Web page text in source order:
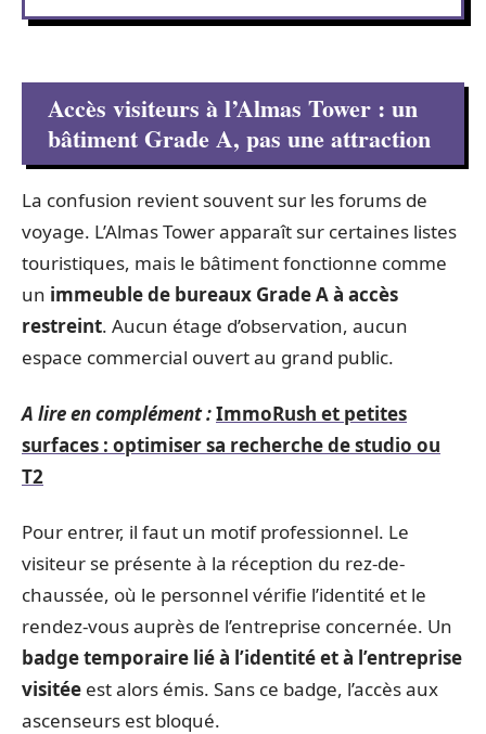
Accès visiteurs à l’Almas Tower : un
bâtiment Grade A, pas une attraction
La confusion revient souvent sur les forums de
voyage. L’Almas Tower apparaît sur certaines listes
touristiques, mais le bâtiment fonctionne comme
un immeuble de bureaux Grade A à accès
restreint. Aucun étage d’observation, aucun
espace commercial ouvert au grand public.
A lire en complément :ImmoRush et petites
surfaces : optimiser sa recherche de studio ou
T2
Pour entrer, il faut un motif professionnel. Le
visiteur se présente à la réception du rez-de-
chaussée, où le personnel vérifie l’identité et le
rendez-vous auprès de l’entreprise concernée. Un
badge temporaire lié à l’identité et à l’entreprise
visitée est alors émis. Sans ce badge, l’accès aux
ascenseurs est bloqué.